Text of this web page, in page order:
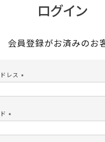
ログイン
会員登録がお済みのお
レス
須)
須)